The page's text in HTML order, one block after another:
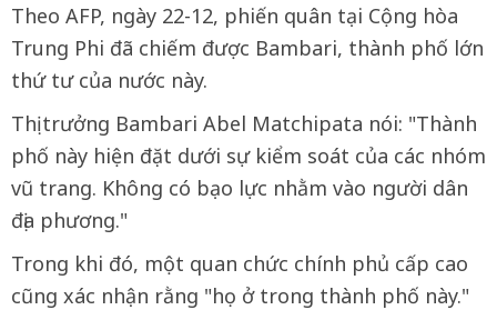
Theo AFP, ngày 22-12, phiến quân tại Cộng hòa
Trung Phi đã chiếm được Bambari, thành phố lớn
thứ tư của nước này.
Thị trưởng Bambari Abel Matchipata nói: "Thành
phố này hiện đặt dưới sự kiểm soát của các nhóm
vũ trang. Không có bạo lực nhằm vào người dân
địa phương."
Trong khi đó, một quan chức chính phủ cấp cao
cũng xác nhận rằng "họ ở trong thành phố này."